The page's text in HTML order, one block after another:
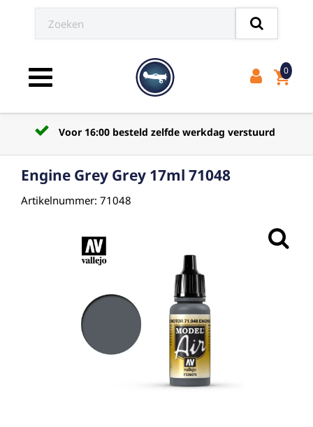
Toggle navigation shopping_cart
0
Voor 16:00 besteld zelfde werkdag verstuurd
Engine Grey Grey 17ml 71048
Artikelnummer: 71048